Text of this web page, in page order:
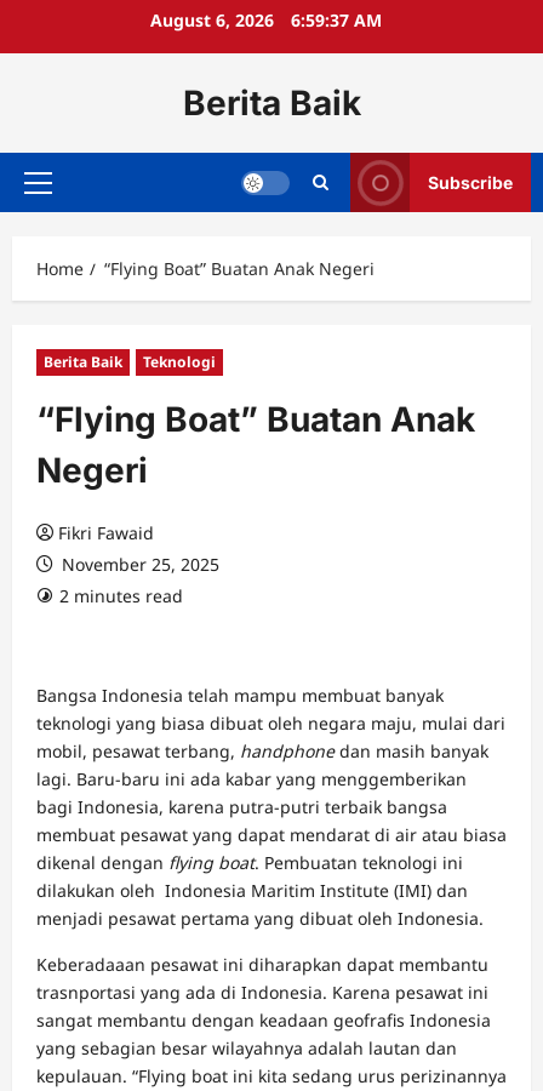
August 6, 2026 6:59:38 AM
Berita Baik
Primary
Subscribe
Home “Flying Boat” Buatan Anak Negeri
Berita Baik Teknologi
“Flying Boat” Buatan Anak
Negeri
Fikri Fawaid
November 25, 2025
2 minutes read
Bangsa Indonesia telah mampu membuat banyak
teknologi yang biasa dibuat oleh negara maju, mulai dari
mobil, pesawat terbang, handphonedan masih banyak
lagi. Baru-baru ini ada kabar yang menggemberikan
bagi Indonesia, karena putra-putri terbaik bangsa
membuat pesawat yang dapat mendarat di air atau biasa
dikenal dengan flying boat. Pembuatan teknologi ini
dilakukan oleh Indonesia Maritim Institute (IMI) dan
menjadi pesawat pertama yang dibuat oleh Indonesia.
Keberadaaan pesawat ini diharapkan dapat membantu
trasnportasi yang ada di Indonesia. Karena pesawat ini
sangat membantu dengan keadaan geofrafis Indonesia
yang sebagian besar wilayahnya adalah lautan dan
kepulauan. “Flying boat ini kita sedang urus perizinannya